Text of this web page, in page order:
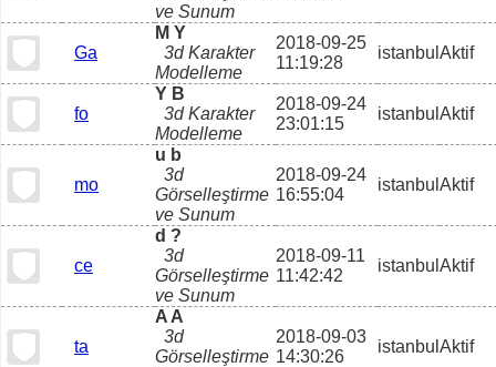
ve Sunum
Ga
M Y
3d Karakter
Modelleme
2018-09-25
11:19:28
istanbul Aktif
fo
Y B
3d Karakter
Modelleme
2018-09-24
23:01:15
istanbul Aktif
mo
u b
3d
Görselleştirme
ve Sunum
2018-09-24
16:55:04
istanbul Aktif
ce
d ?
3d
Görselleştirme
ve Sunum
2018-09-11
11:42:42
istanbul Aktif
ta
A A
3d
Görselleştirme
2018-09-03
14:30:26
istanbul Aktif